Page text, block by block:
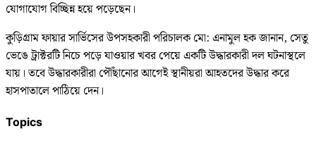
যোগাযোগ বিচ্ছিন্ন হয়ে পড়েছেন।
কুড়িগ্রাম ফায়ার সার্ভিসের উপসহকারী পরিচালক মো: এনামুল হক জানান, সেতু
ভেঙে ট্রাক্টরটি নিচে পড়ে যাওয়ার খবর পেয়ে একটি উদ্ধারকারী দল ঘটনাস্থলে
যায়। তবে উদ্ধারকারীরা পৌঁছানোর আগেই স্থানীয়রা আহতদের উদ্ধার করে
হাসপাতালে পাঠিয়ে দেন।
Topics